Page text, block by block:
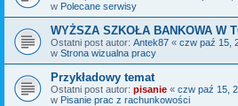
w Polecane serwisy
WYŻSZA SZKOŁA BANKOWA W
Ostatni post autor: Antek87 « czw paź 15,
w Strona wizualna pracy
Przykładowy temat
Ostatni post autor: pisanie « czw paź 15,
w Pisanie prac z rachunkowości